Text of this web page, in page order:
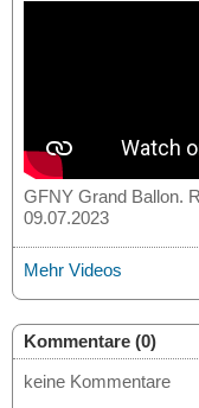
GFNY Grand Ballon.
09.07.2023
Mehr Videos
Kommentare (0)
keine Kommentare